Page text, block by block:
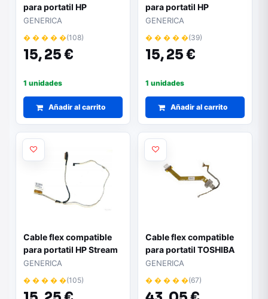
para portatil HP
Probook 4510s / 4515s /
4410s / 4415s /
536432-001
GENERICA
� � � � �(108)
15,25 €
1 unidades
Añadir al carrito
para portatil HP
Probook 640 G1 / 645
G1 / 738684-001
GENERICA
� � � � �(39)
15,25 €
1 unidades
Añadir al carrito
Cable flex compatible
para portatil HP Stream
11-D / Dd0y0alc000
GENERICA
� � � � �(105)
Cable flex compatible
para portatil TOSHIBA
a205 / 6017b0103601
GENERICA
� � � � �(67)